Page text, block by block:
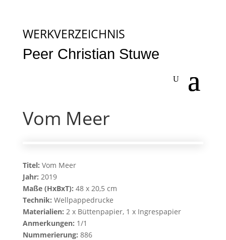
WERKVERZEICHNIS
Peer Christian Stuwe
Vom Meer
Titel: Vom Meer
Jahr: 2019
Maße (HxBxT): 48 x 20,5 cm
Technik: Wellpappedrucke
Materialien: 2 x Büttenpapier, 1 x Ingrespapier
Anmerkungen: 1/1
Nummerierung: 886